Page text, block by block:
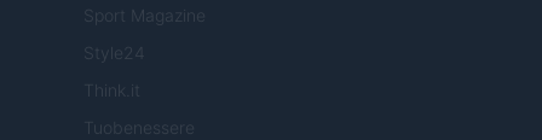
Sport Magazine
Style24
Think.it
Tuobenessere